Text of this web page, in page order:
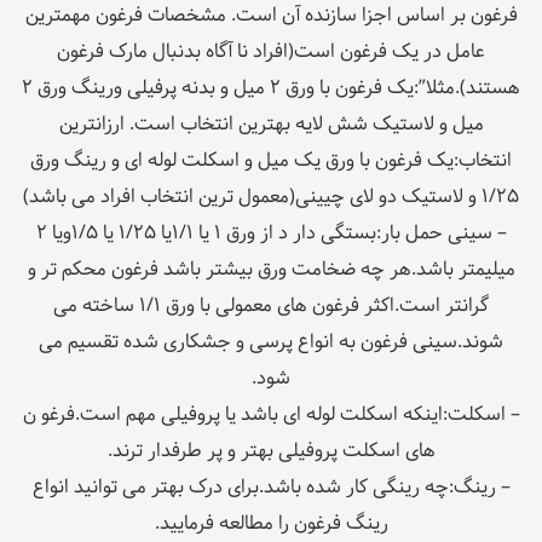
فرغون بر اساس اجزا سازنده آن است. مشخصات فرغون مهمترین
عامل در یک فرغون است(افراد نا آگاه بدنبال مارک فرغون
هستند).مثلا”:یک فرغون با ورق ۲ میل و بدنه پرفیلی ورینگ ورق ۲
میل و لاستیک شش لایه بهترین انتخاب است. ارزانترین
انتخاب:یک فرغون با ورق یک میل و اسکلت لوله ای و رینگ ورق
۱/۲۵ و لاستیک دو لای چیینی(معمول ترین انتخاب افراد می باشد)
– سینی حمل بار:بستگی دار د از ورق ۱ یا ۱/۱یا ۱/۲۵ یا ۱/۵ویا ۲
میلیمتر باشد.هر چه ضخامت ورق بیشتر باشد فرغون محکم تر و
گرانتر است.اکثر فرغون های معمولی با ورق ۱/۱ ساخته می
شوند.سینی فرغون به انواع پرسی و جشکاری شده تقسیم می
شود.
– اسکلت:اینکه اسکلت لوله ای باشد یا پروفیلی مهم است.فرغو ن
های اسکلت پروفیلی بهتر و پر طرفدار ترند.
– رینگ:چه رینگی کار شده باشد.برای درک بهتر می توانید انواع
رینگ فرغون را مطالعه فرمایید.